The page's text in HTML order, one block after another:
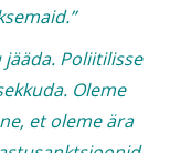
Poliitilisse
Oleme
et oleme ära